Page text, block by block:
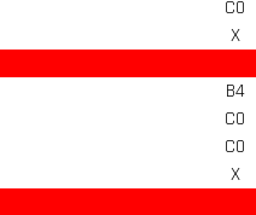
C0
X
B4
C0
C0
X